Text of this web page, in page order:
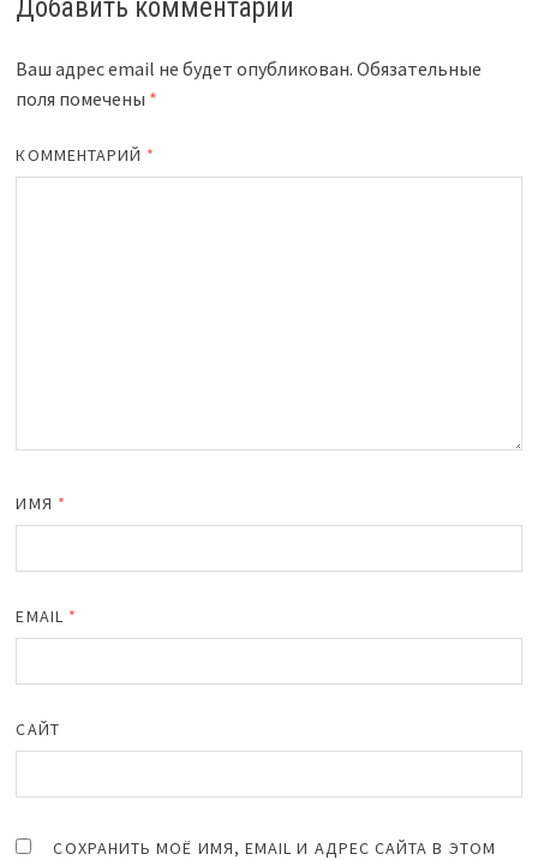
Добавить комментарий
Ваш адрес email не будет опубликован. Обязательные
поля помечены *
КОММЕНТАРИЙ *
ИМЯ *
EMAIL *
САЙТ
СОХРАНИТЬ МОЁ ИМЯ, EMAIL И АДРЕС САЙТА В ЭТОМ